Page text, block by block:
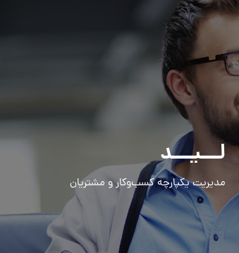
لـــیـــد
مدیریت یکپارچه کسب‌وکار و مشتریان